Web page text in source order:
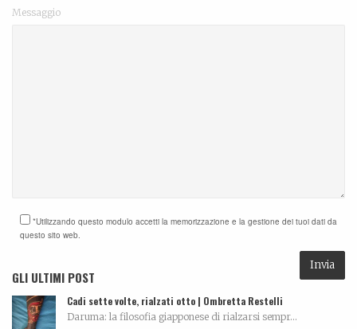
Messaggio
*Utilizzando questo modulo accetti la memorizzazione e la gestione dei tuoi dati da
questo sito web.
GLI ULTIMI POST
Cadi sette volte, rialzati otto | Ombretta Restelli
Daruma: la filosofia giapponese di rialzarsi sempr...